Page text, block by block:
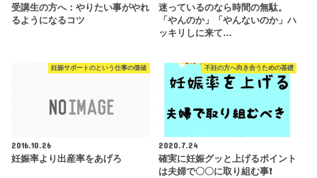
受講生の方へ：やりたい事がやれ
るようになるコツ
迷っているのなら時間の無駄。
「やんのか」「やんないのか」ハ
ッキリしに来て…
妊娠サポートのという仕事の価値
2016.10.26
妊娠率より出産率をあげろ
不妊の方へ向き合うための基礎
2020.7.24
確実に妊娠グッと上げるポイント
は夫婦で〇〇に取り組む事❗️